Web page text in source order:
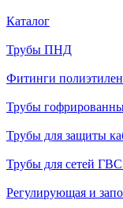
Каталог
Трубы ПНД
Фитинги
Трубы
Трубы для защиты
Трубы для сетей
Регулирующая и